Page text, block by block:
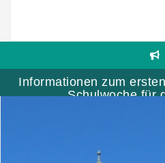
Informationen zum
Schulwoche für